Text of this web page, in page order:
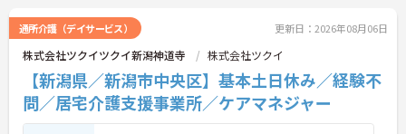
詳細をお話いたしますので、お気軽にご相談くださ
い。
通所介護（デイサービス） 更新日：2026年08月06日
株式会社ツクイツクイ新潟神道寺 株式会社ツクイ
【新潟県／新潟市中央区】基本土日休み／経験不
問／居宅介護支援事業所／ケアマネジャー